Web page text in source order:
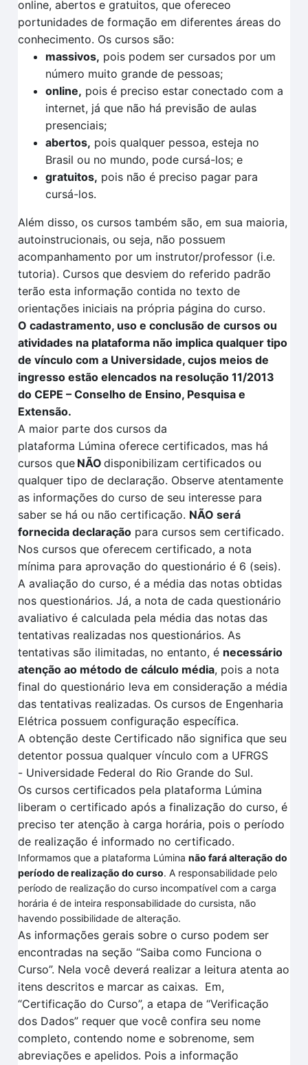
online, abertos e gratuitos, que ofereceo
portunidades de formação em diferentes áreas do
conhecimento. Os cursos são:
massivos, pois podem ser cursados por um
número muito grande de pessoas;
online, pois é preciso estar conectado com a
internet, já que não há previsão de aulas
presenciais;
abertos, pois qualquer pessoa, esteja no
Brasil ou no mundo, pode cursá-los; e
gratuitos, pois não é preciso pagar para
cursá-los.
Além disso, os cursos também são, em sua maioria,
autoinstrucionais, ou seja, não possuem
acompanhamento por um instrutor/professor (i.e.
tutoria). Cursos que desviem do referido padrão
terão esta informação contida no texto de
orientações iniciais na própria página do curso.
O cadastramento, uso e conclusão de cursos ou
atividades na plataforma não implica qualquer tipo
de vínculo com a Universidade, cujos meios de
ingresso estão elencados na resolução 11/2013
do CEPE – Conselho de Ensino, Pesquisa e
Extensão.
A maior parte dos cursos da
plataforma Lúmina oferece certificados, mas há
cursos que NÃO disponibilizam certificados ou
qualquer tipo de declaração. Observe atentamente
as informações do curso de seu interesse para
saber se há ou não certificação. NÃO será
fornecida declaração para cursos sem certificado.
Nos cursos que oferecem certificado, a nota
mínima para aprovação do questionário é 6 (seis).
A avaliação do curso, é a média das notas obtidas
nos questionários. Já, a nota de cada questionário
avaliativo é calculada pela média das notas das
tentativas realizadas nos questionários. As
tentativas são ilimitadas, no entanto, é necessário
atenção ao método de cálculo média, pois a nota
final do questionário leva em consideração a média
das tentativas realizadas. Os cursos de Engenharia
Elétrica possuem configuração específica.
A obtenção deste Certificado não significa que seu
detentor possua qualquer vínculo com a UFRGS
- Universidade Federal do Rio Grande do Sul.
Os cursos certificados pela plataforma Lúmina
liberam o certificado após a finalização do curso, é
preciso ter atenção à carga horária, pois o período
de realização é informado no certificado.
Informamos que a plataforma Lúminanão fará alteração do
período de realização do curso. A responsabilidade pelo
período de realização do curso incompatível com a carga
horária é de inteira responsabilidade do cursista, não
havendo possibilidade de alteração.
As informações gerais sobre o curso podem ser
encontradas na seção “Saiba como Funciona o
Curso”. Nela você deverá realizar a leitura atentaao
itens descritos e marcar as caixas. Em,
“Certificação do Curso”, a etapa de“Verificação
dos Dados” requer que você confira seu nome
completo, contendo nome e sobrenome, sem
abreviações e apelidos. Pois a informação